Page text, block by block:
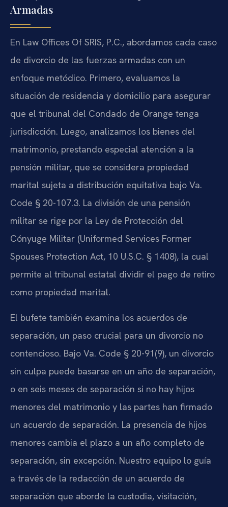
Armadas
En Law Offices Of SRIS, P.C., abordamos cada caso
de divorcio de las fuerzas armadas con un
enfoque metódico. Primero, evaluamos la
situación de residencia y domicilio para asegurar
que el tribunal del Condado de Orange tenga
jurisdicción. Luego, analizamos los bienes del
matrimonio, prestando especial atención a la
pensión militar, que se considera propiedad
marital sujeta a distribución equitativa bajo Va.
Code § 20-107.3. La división de una pensión
militar se rige por la Ley de Protección del
Cónyuge Militar (Uniformed Services Former
Spouses Protection Act, 10 U.S.C. § 1408), la cual
permite al tribunal estatal dividir el pago de retiro
como propiedad marital.
El bufete también examina los acuerdos de
separación, un paso crucial para un divorcio no
contencioso. Bajo Va. Code § 20-91(9), un divorcio
sin culpa puede basarse en un año de separación,
o en seis meses de separación si no hay hijos
menores del matrimonio y las partes han firmado
un acuerdo de separación. La presencia de hijos
menores cambia el plazo a un año completo de
separación, sin excepción. Nuestro equipo lo guía
a través de la redacción de un acuerdo de
separación que aborde la custodia, visitación,